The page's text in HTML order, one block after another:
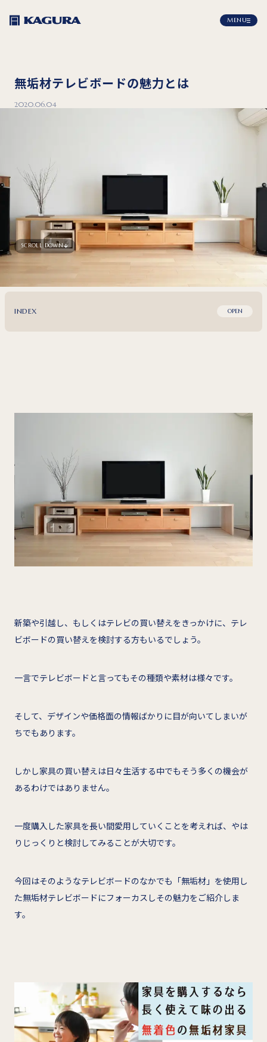
MENU
無垢材テレビボードの魅力とは
2020.06.04
SCROLL DOWN
INDEX OPEN
新築や引越し、もしくはテレビの買い替えをきっかけに、テレ
ビボードの買い替えを検討する方もいるでしょう。
一言でテレビボードと言ってもその種類や素材は様々です。
そして、デザインや価格面の情報ばかりに目が向いてしまいが
ちでもあります。
しかし家具の買い替えは日々生活する中でもそう多くの機会が
あるわけではありません。
一度購入した家具を長い間愛用していくことを考えれば、やは
りじっくりと検討してみることが大切です。
今回はそのようなテレビボードのなかでも「無垢材」を使用し
た無垢材テレビボードにフォーカスしその魅力をご紹介しま
す。